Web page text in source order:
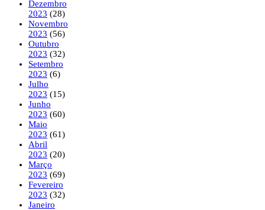
Dezembro
2023 (28)
Novembro
2023 (56)
Outubro
2023 (32)
Setembro
2023 (6)
Julho
2023 (15)
Junho
2023 (60)
Maio
2023 (61)
Abril
2023 (20)
Março
2023 (69)
Fevereiro
2023 (32)
Janeiro